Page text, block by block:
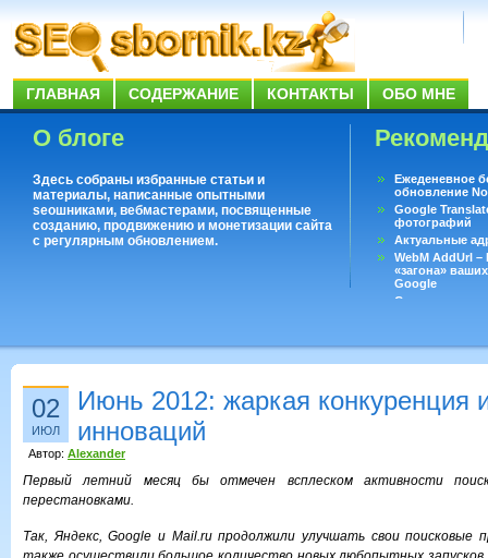
ГЛАВНАЯ СОДЕРЖАНИЕ КОНТАКТЫ ОБО МНЕ
О блоге
Здесь собраны избранные статьи и
материалы, написанные опытными
seoшниками, вебмастерами, посвященные
созданию, продвижению и монетизации сайта
с регулярным обновлением.
Ежеденевное
обновление
Google
фотографий
Актуальные
WebM AddUrl
«загона»
Google
Существует
02
ИЮЛ
Июнь 2012: жаркая конкуренция
инноваций
Автор: Alexander
Первый летний месяц бы отмечен всплеском активности
перестановками.
Так, Яндекс, Google и Mail.ru продолжили улучшать свои поисковые